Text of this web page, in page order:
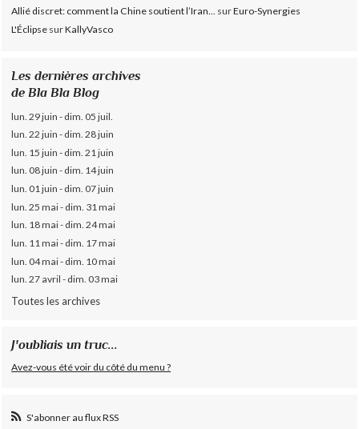
Allié discret: comment la Chine soutient l’Iran... surEuro-Synergies
L'Éclipse surKallyVasco
Les dernières archives
de Bla Bla Blog
lun. 29 juin - dim. 05 juil.
lun. 22 juin - dim. 28 juin
lun. 15 juin - dim. 21 juin
lun. 08 juin - dim. 14 juin
lun. 01 juin - dim. 07 juin
lun. 25 mai - dim. 31 mai
lun. 18 mai - dim. 24 mai
lun. 11 mai - dim. 17 mai
lun. 04 mai - dim. 10 mai
lun. 27 avril - dim. 03 mai
Toutes les archives
J'oubliais un truc...
Avez-vous été voir du côté du menu ?
S'abonner au flux RSS